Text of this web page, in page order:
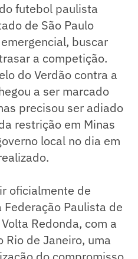
futebol paulista
de São Paulo
buscar
a competição.
do Verdão contra a
a ser marcado
precisou ser adiado
restrição em Minas
local no dia em
oficialmente de
Paulista de
Redonda, com a
Rio de Janeiro, uma